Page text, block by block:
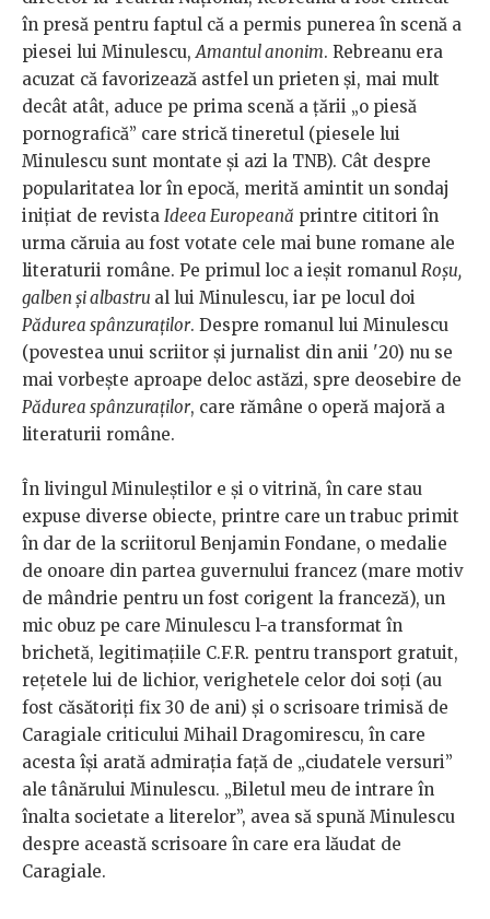
în presă pentru faptul că a permis punerea în scenă a
piesei lui Minulescu,Amantul anonim. Rebreanu era
acuzat că favorizează astfel un prieten și, mai mult
decât atât, aduce pe prima scenă a țării „o piesă
pornografică” care strică tineretul (piesele lui
Minulescu sunt montate și azi la TNB). Cât despre
popularitatea lor în epocă, merită amintit un sondaj
inițiat de revista Ideea Europeană printre cititori în
urma căruia au fost votate cele mai bune romane ale
literaturii române. Pe primul loc a ieșit romanul Roșu,
galben și albastru al lui Minulescu, iar pe locul doi
Pădurea spânzuraților. Despre romanul lui Minulescu
(povestea unui scriitor și jurnalist din anii '20) nu se
mai vorbește aproape deloc astăzi, spre deosebire de
Pădurea spânzuraților, care rămâne o operă majoră a
literaturii române.
În livingul Minuleștilor e și o vitrină, în care stau
expuse diverse obiecte, printre care un trabuc primit
în dar de la scriitorul Benjamin Fondane, o medalie
de onoare din partea guvernului francez (mare motiv
de mândrie pentru un fost corigent la franceză), un
mic obuz pe care Minulescu l-a transformat în
brichetă, legitimațiile C.F.R. pentru transport gratuit,
rețetele lui de lichior, verighetele celor doi soți (au
fost căsătoriți fix 30 de ani) și o scrisoare trimisă de
Caragiale criticului Mihail Dragomirescu, în care
acesta își arată admirația față de „ciudatele versuri”
ale tânărului Minulescu. „Biletul meu de intrare în
înalta societate a literelor”, avea să spună Minulescu
despre această scrisoare în care era lăudat de
Caragiale.